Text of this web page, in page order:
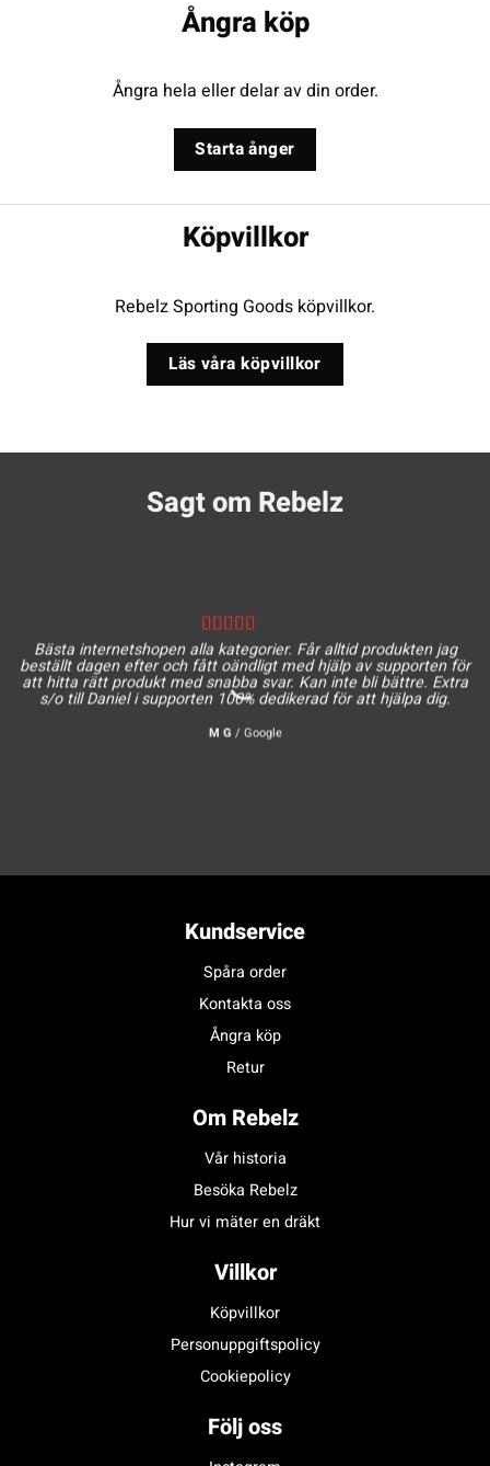
Ångra köp
Ångra hela eller delar av din order.
Starta ånger
Köpvillkor
Rebelz Sporting Goods köpvillkor.
Läs våra köpvillkor
Sagt om Rebelz
Bästa internetshopen alla kategorier. Får alltid produkten jag
beställt dagen efter och fått oändligt med hjälp av supporten för
att hitta rätt produkt med snabba svar. Kan inte bli bättre. Extra
s/o till Daniel i supporten 100% dedikerad för att hjälpa dig.
M G / Google
Kundservice
Spåra order
Kontakta oss
Ångra köp
Retur
Om Rebelz
Vår historia
Besöka Rebelz
Hur vi mäter en dräkt
Villkor
Köpvillkor
Personuppgiftspolicy
Cookiepolicy
Följ oss